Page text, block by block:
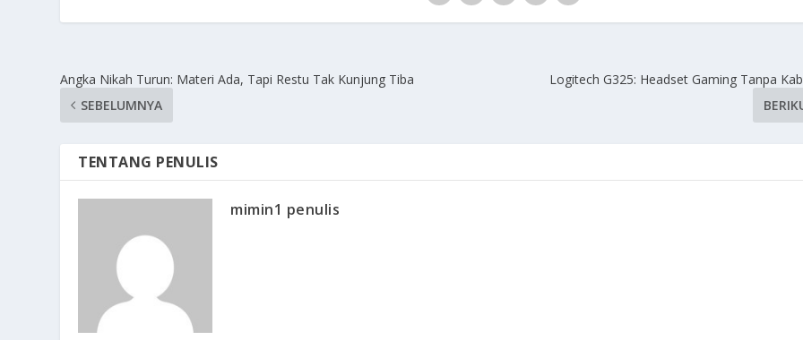
Angka Nikah Turun: Materi Ada, Tapi Restu Tak Kunjung Tiba
SEBELUMNYA
Logitech G325: Headset Gaming Tanpa
TENTANG PENULIS
mimin1 penulis